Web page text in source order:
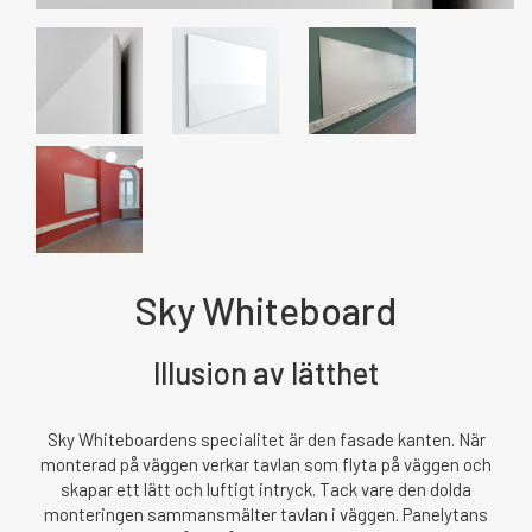
Sky Whiteboard
lllusion av lätthet
Sky Whiteboardens specialitet är den fasade kanten. När
monterad på väggen verkar tavlan som flyta på väggen och
skapar ett lätt och luftigt intryck. Tack vare den dolda
monteringen sammansmälter tavlan i väggen. Panelytans